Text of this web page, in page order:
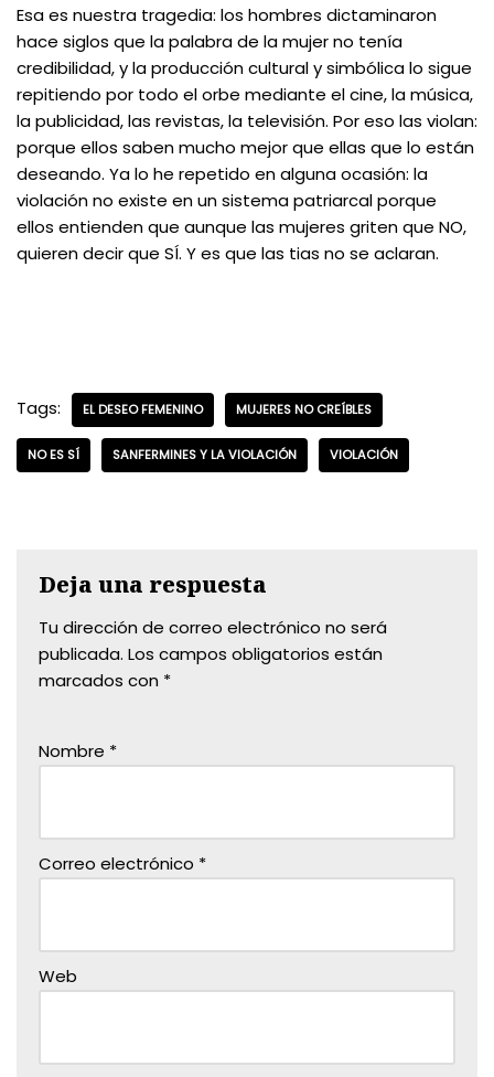
Esa es nuestra tragedia: los hombres dictaminaron
hace siglos que la palabra de la mujer no tenía
credibilidad, y la producción cultural y simbólica lo sigue
repitiendo por todo el orbe mediante el cine, la música,
la publicidad, las revistas, la televisión. Por eso las violan:
porque ellos saben mucho mejor que ellas que lo están
deseando. Ya lo he repetido en alguna ocasión: la
violación no existe en un sistema patriarcal porque
ellos entienden que aunque las mujeres griten que NO,
quieren decir que SÍ. Y es que las tias no se aclaran.
Tags: EL DESEO FEMENINO MUJERES NO CREÍBLES
NO ES SÍ SANFERMINES Y LA VIOLACIÓN VIOLACIÓN
Deja una respuesta
Tu dirección de correo electrónico no será
publicada. Los campos obligatorios están
marcados con *
Nombre *
Correo electrónico *
Web